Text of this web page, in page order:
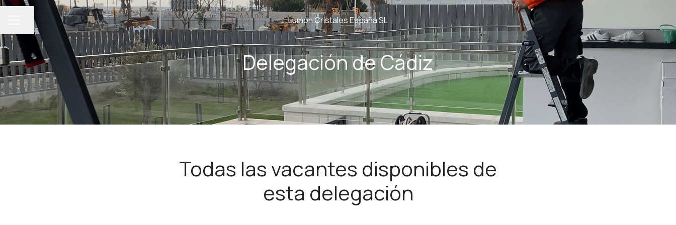
MENÚ DE EMPLEO Lumon Cristales España SL
Compartir página
Delegación de Cádiz
Todas las vacantes disponibles de
esta delegación